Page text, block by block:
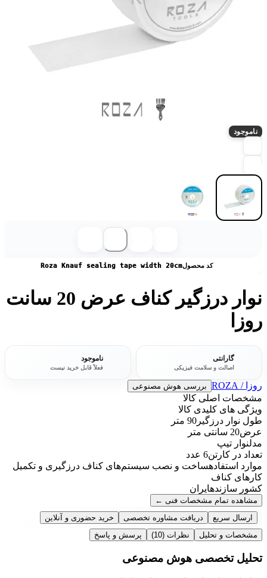
ناموجود
کد محصولRoza Knauf sealing tape width 20cm
نوار درزگیر کناف عرض 20 سانت
روزا
گارانتی
اصالت و سلامت فیزیکی
ناموجود
فعلاً قابل خرید نیست
روزا / ROZA بررسی هوش مصنوعی
مشخصات اصلی کالا
ویژگی های کلیدی کالا
طول نوار درزگیر 90 متر
عرض20 سانتی متر
مدلنوار تیپ
تعداد در کارتن6 عدد
موارد استفادهساخت و نصب سیستم‌های کناف درزگیری و تکمیل
کارهای کناف
کشور سازندهایران
مشاهده تمام مشخصات فنی ←
ارسال سریع
دریافت مشاوره تخصصی
خرید حضوری و آنلاین
مشخصات و تحلیل
نظرات (10) پرسش و پاسخ
تحلیل تخصصی هوش مصنوعی